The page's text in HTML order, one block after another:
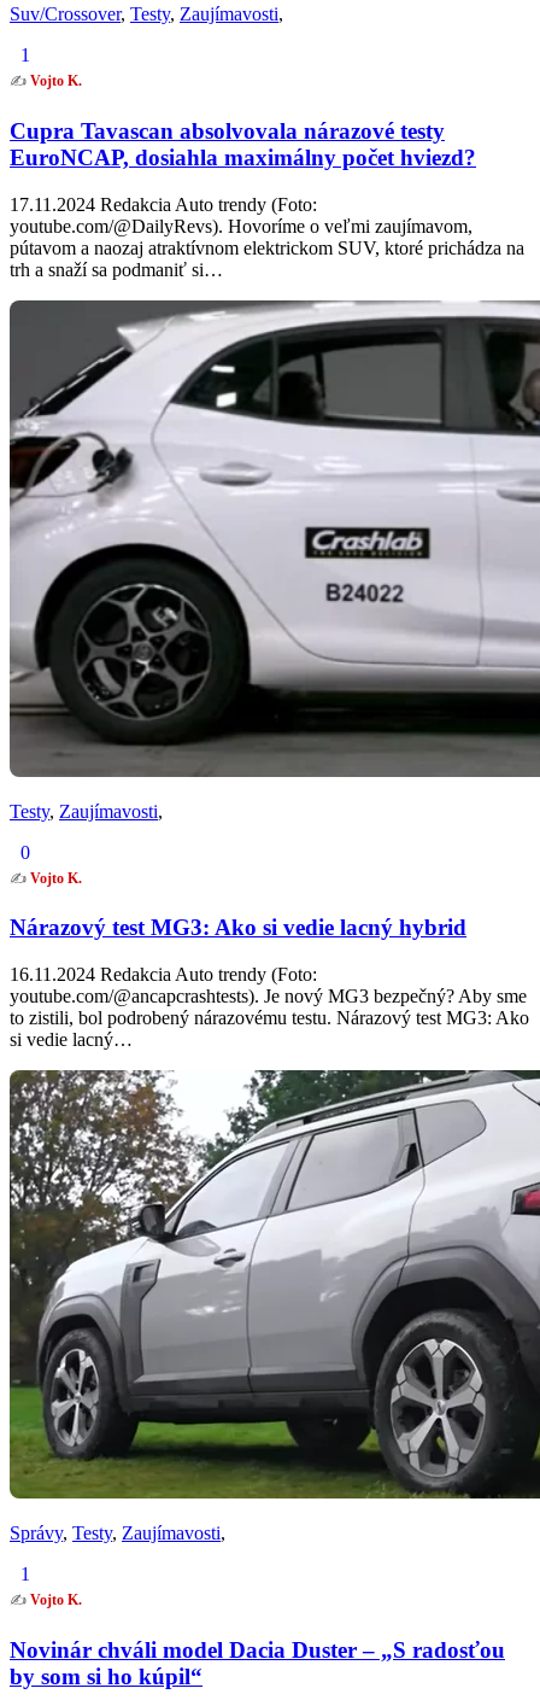
Suv/Crossover, Testy, Zaujímavosti,
1
✍️ Vojto K.
Cupra Tavascan absolvovala nárazové testy
EuroNCAP, dosiahla maximálny počet hviezd?
17.11.2024 Redakcia Auto trendy (Foto:
youtube.com/@DailyRevs). Hovoríme o veľmi zaujímavom,
pútavom a naozaj atraktívnom elektrickom SUV, ktoré prichádza na
trh a snaží sa podmaniť si…
Testy, Zaujímavosti,
0
✍️ Vojto K.
Nárazový test MG3: Ako si vedie lacný hybrid
16.11.2024 Redakcia Auto trendy (Foto:
youtube.com/@ancapcrashtests). Je nový MG3 bezpečný? Aby sme
to zistili, bol podrobený nárazovému testu. Nárazový test MG3: Ako
si vedie lacný…
Správy, Testy, Zaujímavosti,
1
✍️ Vojto K.
Novinár chváli model Dacia Duster – „S radosťou
by som si ho kúpil“